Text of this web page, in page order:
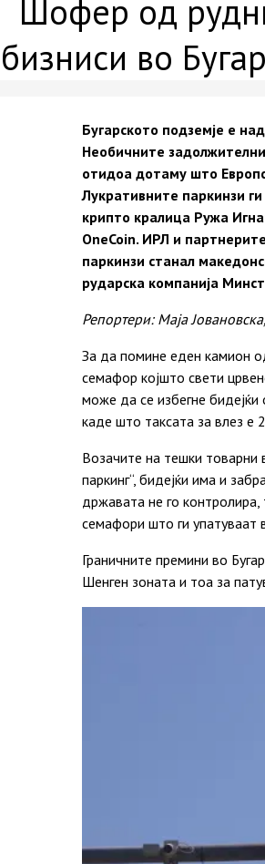
Шофер од
бизниси во
Бугарското подземје е
Необичните
отидоа дотаму што
Лукративните паркинзи
крипто кралица Ружа
OneCoin. ИРЛ и
паркинзи станал
рударска компанија
Репортери: Maja
За да помине еден камион
семафор којшто свети
може да се избегне бидејќи
каде што таксата за влез е
Возачите на тешки товарни
паркинг“, бидејќи има и
државата не го
семафори што ги упатуваат
Граничните премини во
Шенген зоната и тоа за